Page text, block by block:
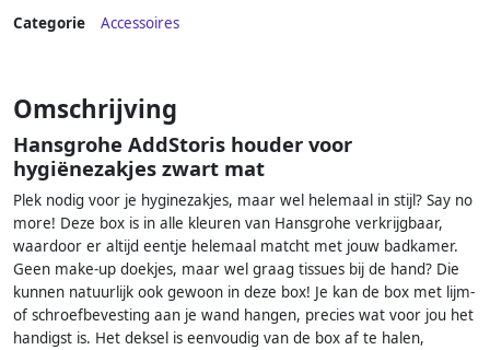
Categorie Accessoires
Omschrijving
Hansgrohe AddStoris houder voor
hygiënezakjes zwart mat
Plek nodig voor je hyginezakjes, maar wel helemaal in stijl? Say no
more! Deze box is in alle kleuren van Hansgrohe verkrijgbaar,
waardoor er altijd eentje helemaal matcht met jouw badkamer.
Geen make-up doekjes, maar wel graag tissues bij de hand? Die
kunnen natuurlijk ook gewoon in deze box! Je kan de box met lijm-
of schroefbevesting aan je wand hangen, precies wat voor jou het
handigst is. Het deksel is eenvoudig van de box af te halen,